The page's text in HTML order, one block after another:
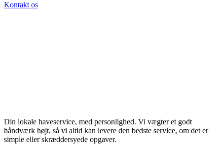
Kontakt os
Din lokale haveservice, med personlighed. Vi vægter et godt
håndværk højt, så vi altid kan levere den bedste service, om det er
simple eller skræddersyede opgaver.